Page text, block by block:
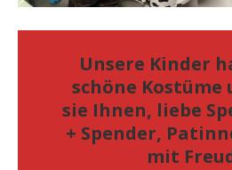
Unsere Kinder
schöne Kostüme
sie Ihnen, liebe
+ Spender,
mit